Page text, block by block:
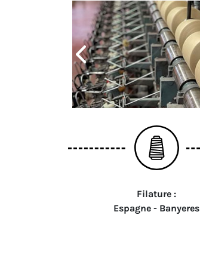
Filature :
Espagne - Banyeres